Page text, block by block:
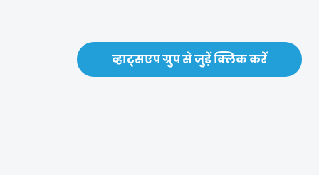
व्हाट्सएप ग्रुप से जुड़ें क्लिक करें